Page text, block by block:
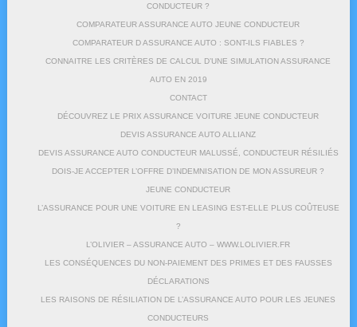
CONDUCTEUR ?
COMPARATEUR ASSURANCE AUTO JEUNE CONDUCTEUR
COMPARATEUR D ASSURANCE AUTO : SONT-ILS FIABLES ?
CONNAITRE LES CRITÈRES DE CALCUL D’UNE SIMULATION ASSURANCE
AUTO EN 2019
CONTACT
DÉCOUVREZ LE PRIX ASSURANCE VOITURE JEUNE CONDUCTEUR
DEVIS ASSURANCE AUTO ALLIANZ
DEVIS ASSURANCE AUTO CONDUCTEUR MALUSSÉ, CONDUCTEUR RÉSILIÉS
DOIS-JE ACCEPTER L’OFFRE D’INDEMNISATION DE MON ASSUREUR ?
JEUNE CONDUCTEUR
L’ASSURANCE POUR UNE VOITURE EN LEASING EST-ELLE PLUS COÛTEUSE
?
L’OLIVIER – ASSURANCE AUTO – WWW.LOLIVIER.FR
LES CONSÉQUENCES DU NON-PAIEMENT DES PRIMES ET DES FAUSSES
DÉCLARATIONS
LES RAISONS DE RÉSILIATION DE L’ASSURANCE AUTO POUR LES JEUNES
CONDUCTEURS